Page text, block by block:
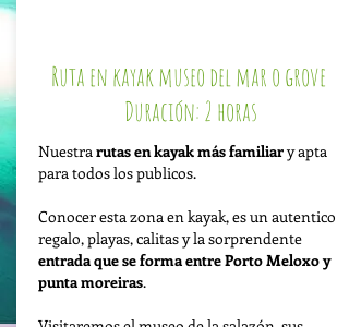
Ruta en kayak museo del mar o grove
Duración: 2 horas
Nuestrarutas en kayak más familiary apta
para todos los publicos.
Conocer esta zona en kayak, es un autentico
regalo, playas, calitas y la sorprendente
entrada que se forma entre Porto Meloxo y
punta moreiras.